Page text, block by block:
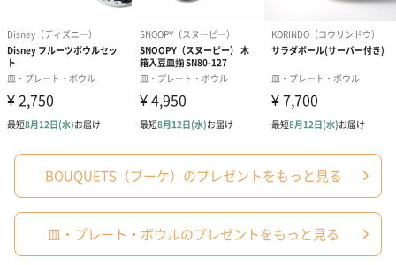
ード（680円）
ード（Thank you）ピ
ンク（680円）
Birthday ホワ
刷なし）（
包装紙
BOUQUETS（ブーケ）のプレゼントをもっと見る
皿・プレート・ボウルのプレゼントをもっと見る